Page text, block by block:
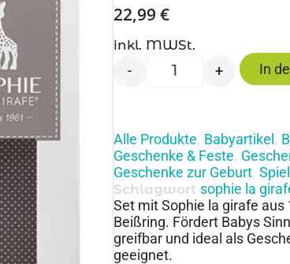
22,99 €
inkl. MWSt.
- + In
Alle Produkte, Babyartikel,
Geschenke & Feste,
Geschenke zur Geburt,
Schlagwort sophie la
Set mit Sophie la girafe aus
Beißring. Fördert Babys
greifbar und ideal als
geeignet.